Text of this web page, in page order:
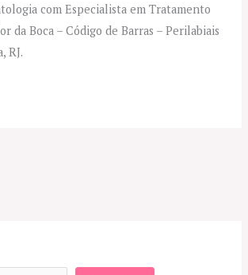
com Especialista em Tratamento
da Boca – Código de Barras – Perilabiais
RJ.